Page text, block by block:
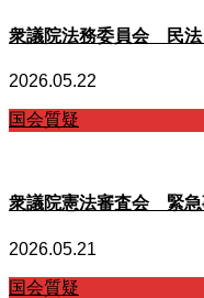
衆議院法務委員会 民
2026.05.22
国会質疑
衆議院憲法審査会 緊急
2026.05.21
国会質疑